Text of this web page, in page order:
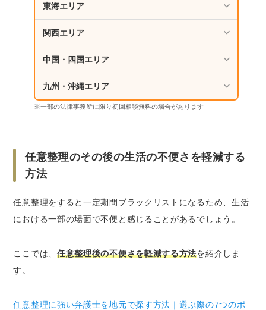
東海エリア
関西エリア
中国・四国エリア
九州・沖縄エリア
※一部の法律事務所に限り初回相談無料の場合があります
任意整理のその後の生活の不便さを軽減する
方法
任意整理をすると一定期間ブラックリストになるため、生活
における一部の場面で不便と感じることがあるでしょう。
ここでは、 任意整理後の不便さを軽減する方法を紹介しま
す。
任意整理に強い弁護士を地元で探す方法｜選ぶ際の7つのポ